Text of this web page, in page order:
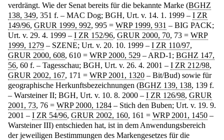
verdrängt. Wie der Senat bereits für die bekannte Marke (BGHZ
138, 349, 351 f. – MAC Dog; BGH, Urt. v. 14. 1. 1999 – I ZR
149/96, GRUR 1999, 992, 995 = WRP 1999, 931 – BIG PACK;
Urt. v. 29. 4. 1999 – I ZR 152/96, GRUR 2000, 70, 73 = WRP
1999, 1279 – SZENE; Urt. v. 20. 10. 1999 – I ZR 110/97,
GRUR 2000, 608, 610 = WRP 2000, 529 – ARD-1; BGHZ 147,
56, 60 f. – Tagesschau; BGH, Urt. v. 26. 4. 2001 – I ZR 212/98,
GRUR 2002, 167, 171 = WRP 2001, 1320 – Bit/Bud) sowie für
geographische Herkunftsbezeichnungen (BGHZ 139, 138, 139 f.
– Warsteiner II; BGH, Urt. v. 10. 8. 2000 – I ZR 126/98, GRUR
2001, 73, 76 = WRP 2000, 1284 – Stich den Buben; Urt. v. 19. 9.
2001 – I ZR 54/96, GRUR 2002, 160, 161 = WRP 2001, 1450 –
Warsteiner III) entschieden hat, ist in dem Anwendungsbereich
der jeweiligen Bestimmungen des Markengesetzes für die